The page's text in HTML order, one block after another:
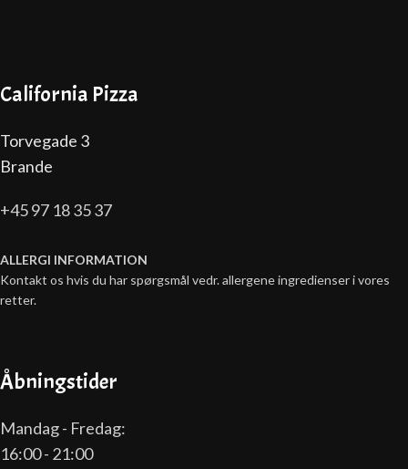
California Pizza
Torvegade 3
Brande
+45 97 18 35 37
ALLERGI INFORMATION
Kontakt os hvis du har spørgsmål vedr. allergene ingredienser i vores
retter.
Åbningstider
Mandag - Fredag:
16:00 - 21:00